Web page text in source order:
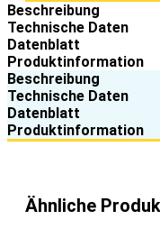
Beschreibung
Technische Daten
Datenblatt
Produktinformation
Beschreibung
Technische Daten
Datenblatt
Produktinformation
Ähnliche